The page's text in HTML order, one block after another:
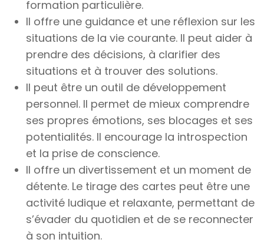
formation particulière.
Il offre une guidance et une réflexion sur les
situations de la vie courante. Il peut aider à
prendre des décisions, à clarifier des
situations et à trouver des solutions.
Il peut être un outil de développement
personnel. Il permet de mieux comprendre
ses propres émotions, ses blocages et ses
potentialités. Il encourage la introspection
et la prise de conscience.
Il offre un divertissement et un moment de
détente. Le tirage des cartes peut être une
activité ludique et relaxante, permettant de
s’évader du quotidien et de se reconnecter
à son intuition.